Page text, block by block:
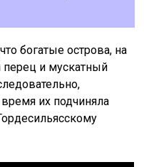
богатые острова, на
перец и мускатный
их подчиняла